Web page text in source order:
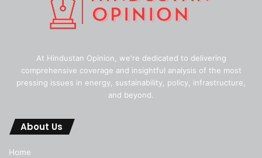
At Hindustan Opinion, we're dedicated to delivering
comprehensive coverage and insightful analysis of the most
pressing issues in energy, sustainability, policy, infrastructure,
and beyond.
About Us
Home